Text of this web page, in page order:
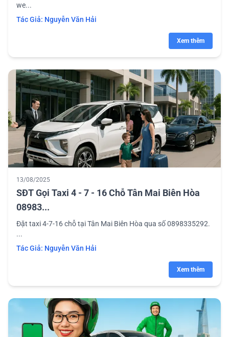
we...
Tác Giả: Nguyễn Văn Hải
Xem thêm
13/08/2025
SĐT Gọi Taxi 4 - 7 - 16 Chỗ Tân Mai Biên Hòa
08983...
Đặt taxi 4-7-16 chỗ tại Tân Mai Biên Hòa qua số 0898335292.
...
Tác Giả: Nguyễn Văn Hải
Xem thêm